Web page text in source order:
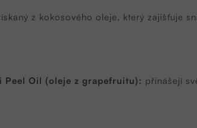
z kokosového oleje, který zajišťuje
Peel Oil (oleje z grapefruitu): přinášejí